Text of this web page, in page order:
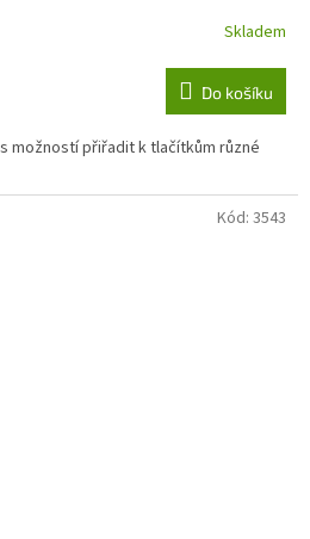
Skladem
Do košíku
možností přiřadit k tlačítkům různé
Kód: 3543